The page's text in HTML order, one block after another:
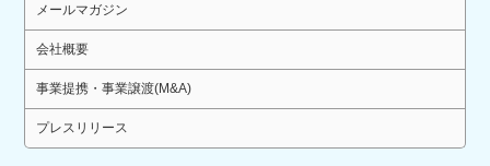
メールマガジン
会社概要
事業提携・事業譲渡(M&A)
プレスリリース